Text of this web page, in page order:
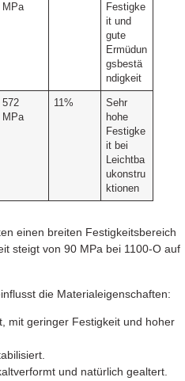
MPa
Festigke
it und
gute
Ermüdun
gsbestä
ndigkeit
572
MPa
11%
Sehr
hohe
Festigke
it bei
Leichtba
ukonstru
ktionen
einen breiten Festigkeitsbereich
steigt von 90 MPa bei 1100-O auf
die Materialeigenschaften:
mit geringer Festigkeit und hoher
und natürlich gealtert.